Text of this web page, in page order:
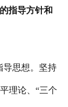
指导方针和
导思想。坚持
理论、“三个